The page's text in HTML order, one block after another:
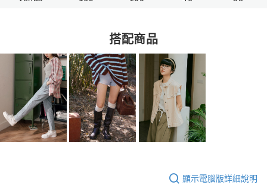
搭配商品
顯示電腦版詳細說明